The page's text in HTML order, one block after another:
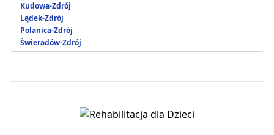
Kudowa-Zdrój
Lądek-Zdrój
Polanica-Zdrój
Świeradów-Zdrój